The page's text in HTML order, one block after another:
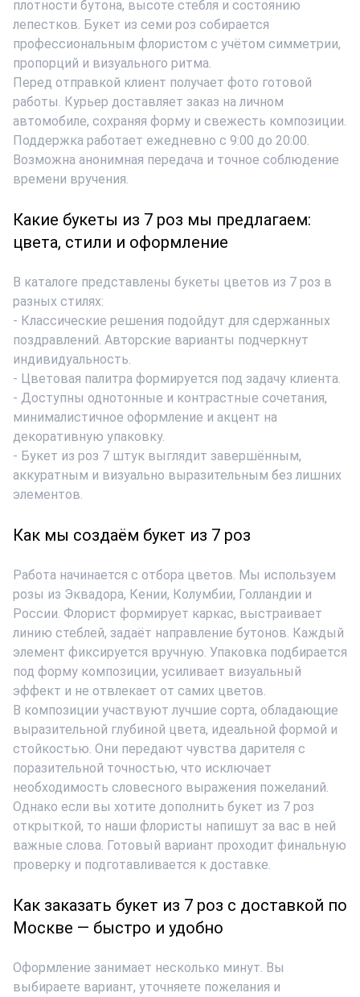
плотности бутона, высоте стебля и состоянию
лепестков. Букет из семи роз собирается
профессиональным флористом с учётом симметрии,
пропорций и визуального ритма.
Перед отправкой клиент получает фото готовой
работы. Курьер доставляет заказ на личном
автомобиле, сохраняя форму и свежесть композиции.
Поддержка работает ежедневно с 9:00 до 20:00.
Возможна анонимная передача и точное соблюдение
времени вручения.
Какие букеты из 7 роз мы предлагаем:
цвета, стили и оформление
В каталоге представлены букеты цветов из 7 роз в
разных стилях:
- Классические решения подойдут для сдержанных
поздравлений. Авторские варианты подчеркнут
индивидуальность.
- Цветовая палитра формируется под задачу клиента.
- Доступны однотонные и контрастные сочетания,
минималистичное оформление и акцент на
декоративную упаковку.
- Букет из роз 7 штук выглядит завершённым,
аккуратным и визуально выразительным без лишних
элементов.
Как мы создаём букет из 7 роз
Работа начинается с отбора цветов. Мы используем
розы из Эквадора, Кении, Колумбии, Голландии и
России. Флорист формирует каркас, выстраивает
линию стеблей, задаёт направление бутонов. Каждый
элемент фиксируется вручную. Упаковка подбирается
под форму композиции, усиливает визуальный
эффект и не отвлекает от самих цветов.
В композиции участвуют лучшие сорта, обладающие
выразительной глубиной цвета, идеальной формой и
стойкостью. Они передают чувства дарителя с
поразительной точностью, что исключает
необходимость словесного выражения пожеланий.
Однако если вы хотите дополнить букет из 7 роз
открыткой, то наши флористы напишут за вас в ней
важные слова. Готовый вариант проходит финальную
проверку и подготавливается к доставке.
Как заказать букет из 7 роз с доставкой по
Москве — быстро и удобно
Оформление занимает несколько минут. Вы
выбираете вариант, уточняете пожелания и